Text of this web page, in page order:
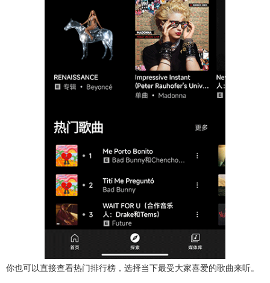
你也可以直接查看热门排行榜，选择当下最受大家喜爱的歌曲来听。